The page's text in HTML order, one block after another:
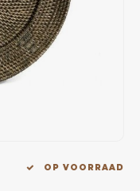
OP VOORRAAD